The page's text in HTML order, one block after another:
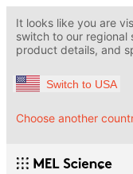
It looks like you are
switch to our regional
product details, and
Switch to USA
Choose another